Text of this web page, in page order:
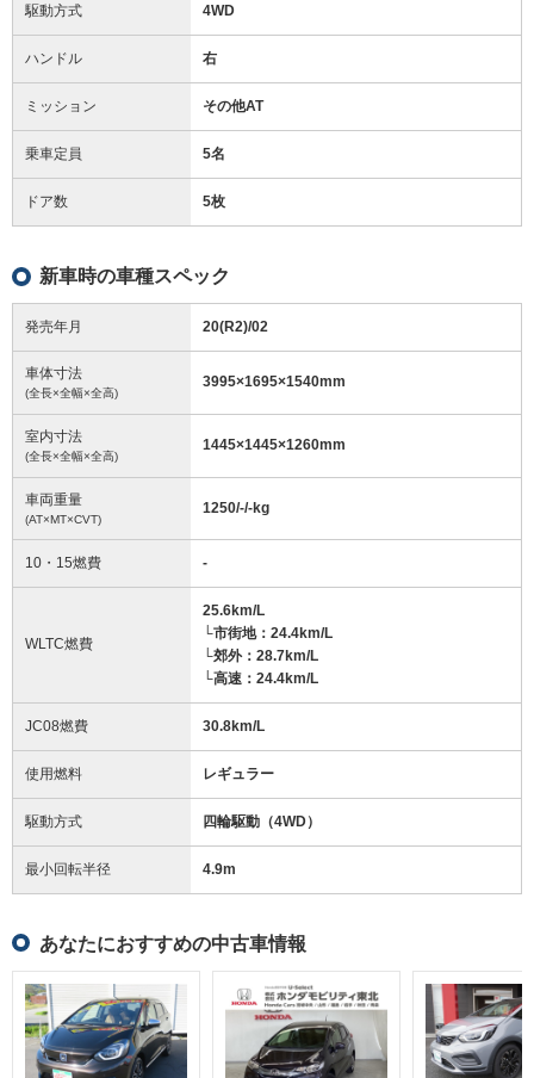
駆動方式 4WD
ハンドル 右
ミッション その他AT
乗車定員 5名
ドア数 5枚
新車時の車種スペック
発売年月 20(R2)/02
車体寸法
(全長×全幅×全高)
3995×1695×1540mm
室内寸法
(全長×全幅×全高)
1445×1445×1260mm
車両重量
(AT×MT×CVT)
1250/-/-kg
10・15燃費 -
WLTC燃費
25.6km/L
└市街地：24.4km/L
└郊外：28.7km/L
└高速：24.4km/L
JC08燃費 30.8km/L
使用燃料 レギュラー
駆動方式 四輪駆動（4WD）
最小回転半径 4.9m
あなたにおすすめの中古車情報